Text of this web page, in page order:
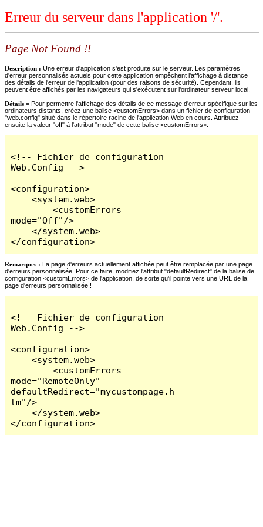
Erreur du serveur dans l'application '/'.
Page Not Found !!
Description : Une erreur d'application s'est produite sur le serveur. Les paramètres
d'erreur personnalisés actuels pour cette application empêchent l'affichage à distance
des détails de l'erreur de l'application (pour des raisons de sécurité). Cependant, ils
peuvent être affichés par les navigateurs qui s'exécutent sur l'ordinateur serveur local.
Détails = Pour permettre l'affichage des détails de ce message d'erreur spécifique sur les
ordinateurs distants, créez une balise <customErrors> dans un fichier de configuration
"web.config" situé dans le répertoire racine de l'application Web en cours. Attribuez
ensuite la valeur "off" à l'attribut "mode" de cette balise <customErrors>.
<!-- Fichier de configuration
Web.Config -->
<configuration>
    <system.web>
        <customErrors
mode="Off"/>
    </system.web>
</configuration>
Remarques : La page d'erreurs actuellement affichée peut être remplacée par une page
d'erreurs personnalisée. Pour ce faire, modifiez l'attribut "defaultRedirect" de la balise de
configuration <customErrors> de l'application, de sorte qu'il pointe vers une URL de la
page d'erreurs personnalisée !
<!-- Fichier de configuration
Web.Config -->
<configuration>
    <system.web>
        <customErrors
mode="RemoteOnly"
defaultRedirect="mycustompage.h
tm"/>
    </system.web>
</configuration>